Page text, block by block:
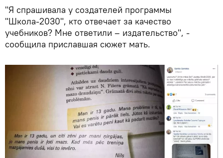
"Я спрашивала у создателей программы
"Школа-2030", кто отвечает за качество
учебников? Мне ответили – издательство", -
сообщила приславшая сюжет мать.